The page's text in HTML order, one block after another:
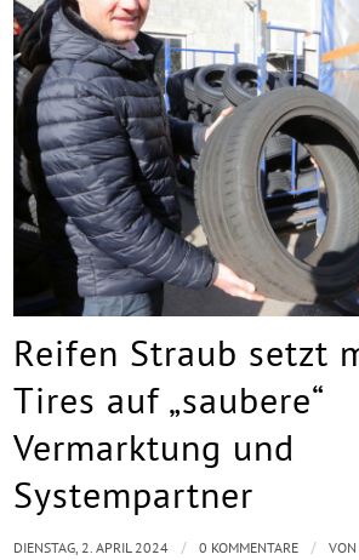
Reifen Straub setzt
Tires auf „saubere“
Vermarktung und
Systempartner
DIENSTAG, 2. APRIL 2024 / 0 KOMMENTARE /